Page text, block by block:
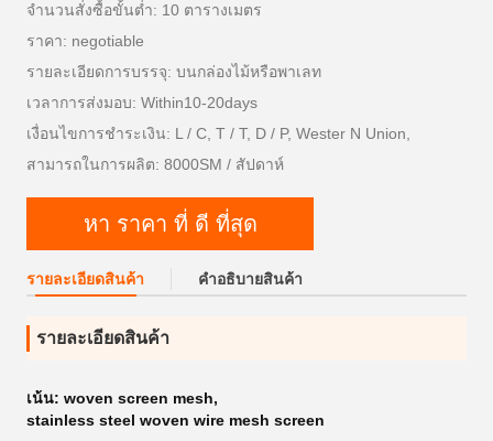
จำนวนสั่งซื้อขั้นต่ำ: 10 ตารางเมตร
ราคา: negotiable
รายละเอียดการบรรจุ: บนกล่องไม้หรือพาเลท
เวลาการส่งมอบ: Within10-20days
เงื่อนไขการชำระเงิน: L / C, T / T, D / P, Wester N Union,
สามารถในการผลิต: 8000SM / สัปดาห์
หา ราคา ที่ ดี ที่สุด
รายละเอียดสินค้า คําอธิบายสินค้า
รายละเอียดสินค้า
เน้น: woven screen mesh,
stainless steel woven wire mesh screen